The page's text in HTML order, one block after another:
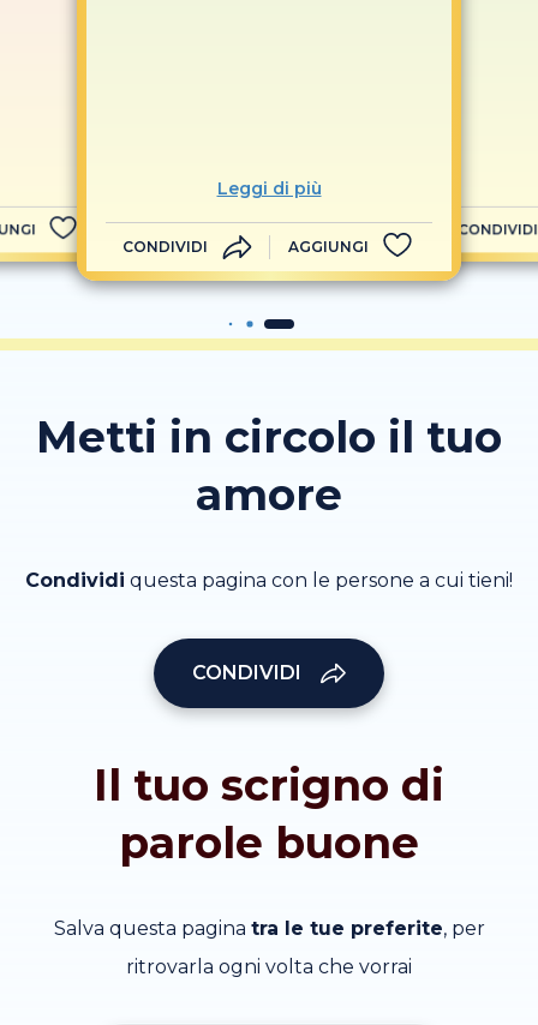
Leggi di più
CONDIVIDI AGGIUNGI
CONDIVIDI
Metti in circolo il tuo
amore
Condividi questa pagina con le persone a cui tieni!
CONDIVIDI
Il tuo scrigno di
parole buone
Salva questa pagina tra le tue preferite, per
ritrovarla ogni volta che vorrai